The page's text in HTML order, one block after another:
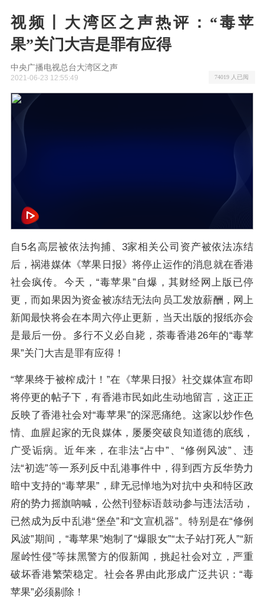
视频丨大湾区之声热评：“毒苹
果”关门大吉是罪有应得
​中央广播电视总台大湾区之声
2021-06-23 12:55:49 74019 人已阅
自5名高层被依法拘捕、3家相关公司资产被依法冻结
后，祸港媒体《苹果日报》将停止运作的消息就在香港
社会疯传。今天，“毒苹果”自爆，其财经网上版已停
更，而如果因为资金被冻结无法向员工发放薪酬，网上
新闻最快将会在本周六停止更新，当天出版的报纸亦会
是最后一份。多行不义必自毙，荼毒香港26年的“毒苹
果”关门大吉是罪有应得！
“苹果终于被榨成汁！”在《苹果日报》社交媒体宣布即
将停更的帖子下，有香港市民如此生动地留言，这正正
反映了香港社会对“毒苹果”的深恶痛绝。这家以炒作色
情、血腥起家的无良媒体，屡屡突破良知道德的底线，
广受诟病。近年来，在非法“占中”、“修例风波”、违
法“初选”等一系列反中乱港事件中，得到西方反华势力
暗中支持的“毒苹果”，肆无忌惮地为对抗中央和特区政
府的势力摇旗呐喊，公然刊登标语鼓动参与违法活动，
已然成为反中乱港“堡垒”和“文宣机器”。特别是在“修例
风波”期间，“毒苹果”炮制了“爆眼女”“太子站打死人”“新
屋岭性侵”等抹黑警方的假新闻，挑起社会对立，严重
破坏香港繁荣稳定。社会各界由此形成广泛共识：“毒
苹果”必须剔除！